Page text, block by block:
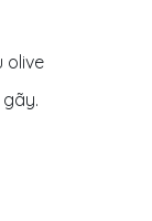
olive